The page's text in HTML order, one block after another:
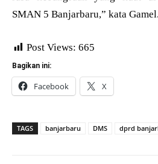
SMAN 5 Banjarbaru,” kata
Post Views: 665
Bagikan ini:
Facebook X
TAGS banjarbaru DMS dprd